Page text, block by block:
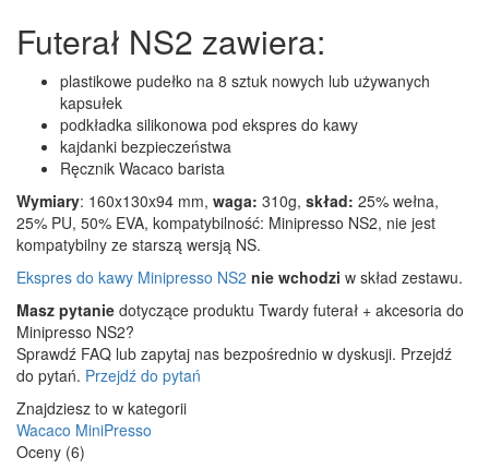
Futerał NS2 zawiera:
plastikowe pudełko na 8 sztuk nowych lub używanych
kapsułek
podkładka silikonowa pod ekspres do kawy
kajdanki bezpieczeństwa
Ręcznik Wacaco barista
Wymiary: 160x130x94 mm, waga: 310g, skład: 25% wełna,
25% PU, 50% EVA, kompatybilność: Minipresso NS2, nie jest
kompatybilny ze starszą wersją NS.
Ekspres do kawy Minipresso NS2 nie wchodzi w skład zestawu.
Masz pytanie dotyczące produktu Twardy futerał + akcesoria do
Minipresso NS2?
Sprawdź FAQ lub zapytaj nas bezpośrednio w dyskusji. Przejdź
do pytań. Przejdź do pytań
Znajdziesz to w kategorii
Wacaco MiniPresso
Oceny (6)